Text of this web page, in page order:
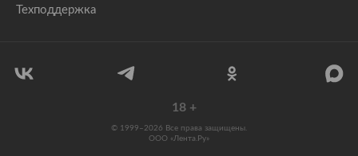
Техподдержка
18 +
© 1999–2026 Все права защищены.
ООО «Лента.Ру»